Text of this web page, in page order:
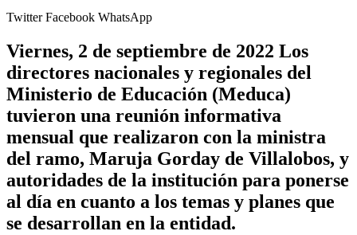
TwitterFacebook WhatsApp
Viernes, 2 de septiembre de 2022 Los
directores nacionales y regionales del
Ministerio de Educación (Meduca)
tuvieron una reunión informativa
mensual que realizaron con la ministra
del ramo, Maruja Gorday de Villalobos, y
autoridades de la institución para ponerse
al día en cuanto a los temas y planes que
se desarrollan en la entidad.